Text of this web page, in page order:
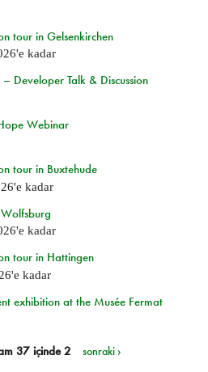
tour in Gelsenkirchen
'e kadar
Developer Talk & Discussion
Webinar
tour in Buxtehude
'e kadar
'e kadar
tour in Hattingen
'e kadar
exhibition at the Musée Fermat
37 içinde 2 sonraki ›